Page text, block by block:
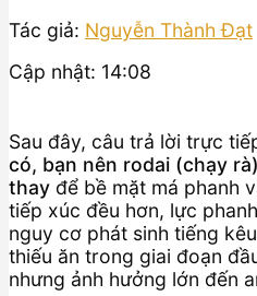
Tác giả: Nguyễn Thành Đạt
Cập nhật: 14:08
Sau đây, câu trả lời trực
có, bạn nên rodai (chạy
thay để bề mặt má phanh
tiếp xúc đều hơn, lực
nguy cơ phát sinh tiếng
thiếu ăn trong giai đoạn
nhưng ảnh hưởng lớn đến